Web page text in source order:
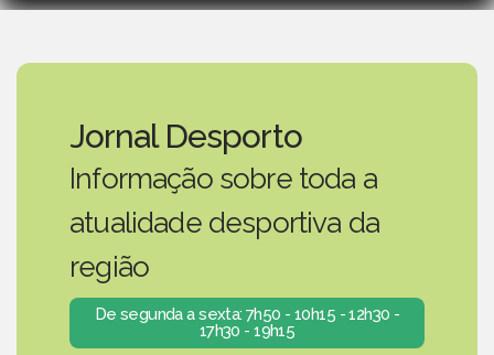
Jornal Desporto
Informação sobre toda a
atualidade desportiva da
região
De segunda a sexta: 7h50 - 10h15 - 12h30 -
17h30 - 19h15